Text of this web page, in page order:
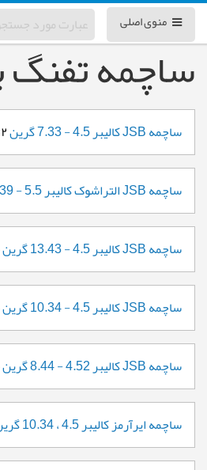
منوی اصلی
ساچمه تفنگ
ساچمه JSB کالیبر 4.5 - 7.33 گرین
ساچمه JSB التراشوک کالیبر 5.5 - 25.39 گرین
ساچمه JSB کالیبر 4.5 - 13.43 گرین
ساچمه JSB کالیبر 4.5 - 10.34 گرین
ساچمه JSB کالیبر 4.52 - 8.44 گرین
ساچمه ایرآرمز کالیبر 4.5 ، 10.34 گرین